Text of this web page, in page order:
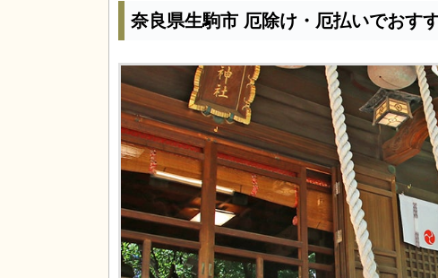
奈良県生駒市 厄除け・厄払いでおす